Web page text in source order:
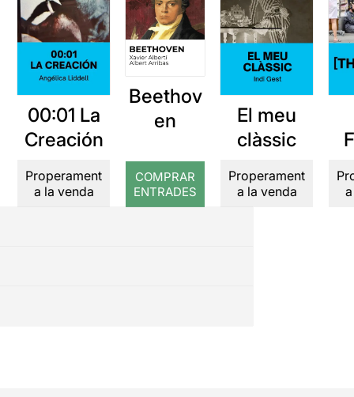
00:01 La
Creación
Properament
a la venda
Beethov
en
COMPRAR
ENTRADES
El meu
clàssic
Properament
a la venda